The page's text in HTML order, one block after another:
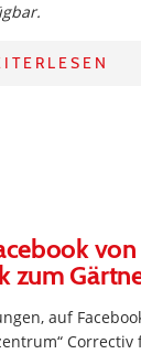
zum
auf